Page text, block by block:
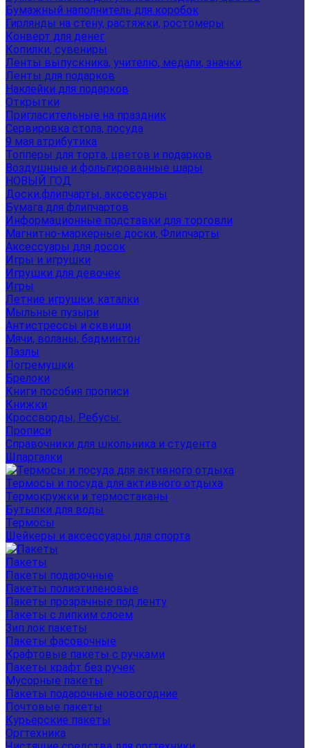
Бумажный наполнитель для коробок
Гирлянды на стену, растяжки, ростомеры
Конверт для денег
Копилки, сувениры
Ленты выпускника, учителю, медали, значки
Ленты для подарков
Наклейки для подарков
Открытки
Пригласительные на праздник
Сервировка стола, посуда
9 мая атрибутика
Топперы для торта, цветов и подарков
Воздушные и фольгированные шары
НОВЫЙ ГОД
Доски,флипчарты, аксессуары
Бумага для флипчартов
Информационные подставки для торговли
Магнитно-маркерные доски, Флипчарты
Аксессуары для досок
Игры и игрушки
Игрушки для девочек
Игры
Летние игрушки, каталки
Мыльные пузыри
Антистрессы и сквиши
Мячи, воланы, бадминтон
Пазлы
Погремушки
Брелоки
Книги пособия прописи
Книжки
Кроссворды, Ребусы.
Прописи
Справочники для школьника и студента
Шпаргалки
Термосы и посуда для активного отдыха
Термокружки и термостаканы
Бутылки для воды
Термосы
Шейкеры и аксессуары для спорта
Пакеты
Пакеты подарочные
Пакеты полиэтиленовые
Пакеты прозрачные под ленту
Пакеты с липким слоем
Зип лок пакеты
Пакеты фасовочные
Крафтовые пакеты с ручками
Пакеты крафт без ручек
Мусорные пакеты
Пакеты подарочные новогодние
Почтовые пакеты
Курьерские пакеты
Оргтехника